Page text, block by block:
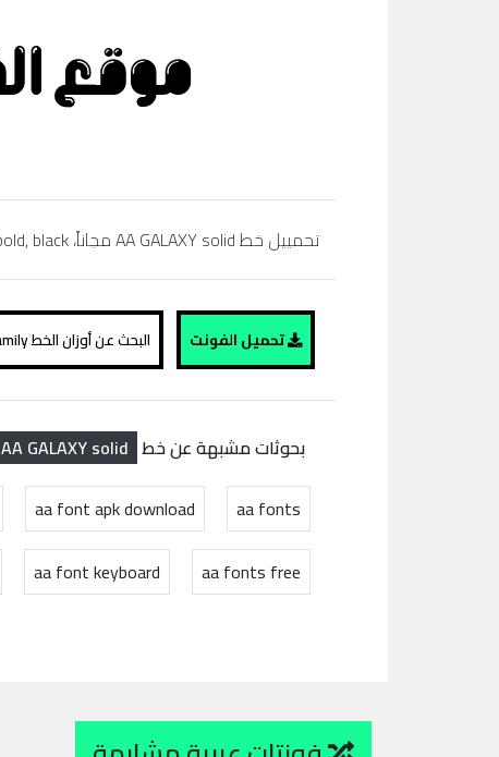
تحمييل خط AA GALAXY solid مجاناً، regular, bold,simibold, arabic, extra bold, black، تحميل خط عربي، موقع الفونت ،
تحميل الفونت البحث عن أوزان الخط AA GALAXY solid family
بحوثات مشبهة عن خط AA GALAXY solid
aa fonts
aa font apk download
aa fonts free
aa font keyboard